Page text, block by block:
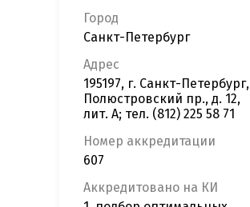
Город
Санкт-Петербург
Адрес
195197, г. Санкт-Петербург,
Полюстровский пр., д. 12,
лит. А; тел. (812) 225 58 71
Номер аккредитации
607
Аккредитовано на КИ